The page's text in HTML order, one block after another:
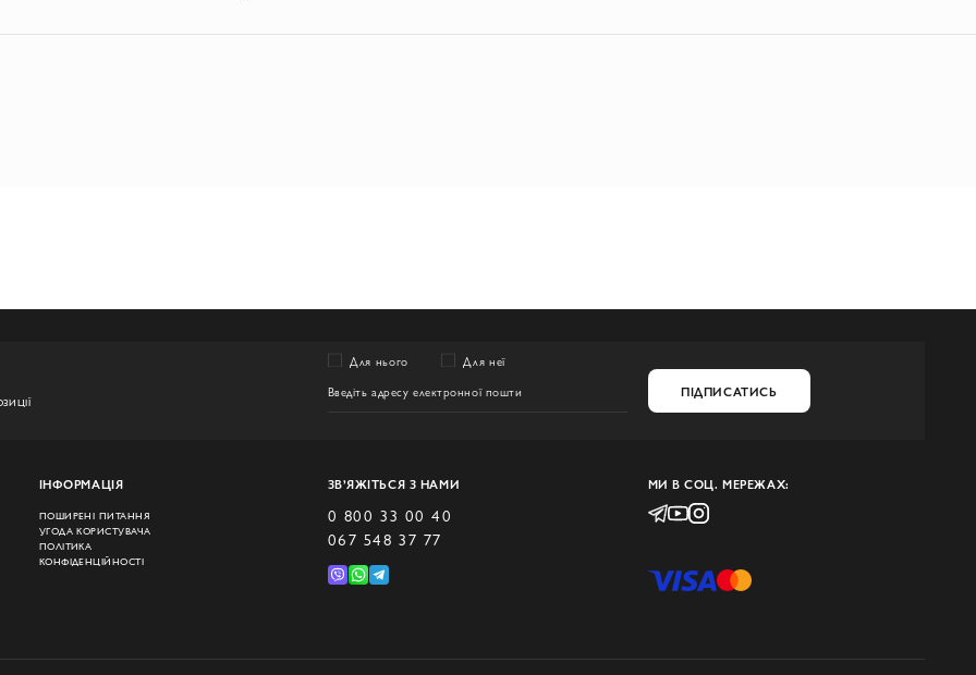
Для нього
Для неї
ПІДПИСАТИСЬ
ІНФОРМАЦІЯ
ПОШИРЕНІ ПИТАННЯ
УГОДА КОРИСТУВАЧА
ПОЛІТИКА
КОНФІДЕНЦІЙНОСТІ
ЗВ’ЯЖІТЬСЯ З НАМИ
0 800 33 00 40
067 548 37 77
МИ В СОЦ. МЕРЕЖАХ: